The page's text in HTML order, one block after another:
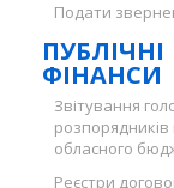
Подати
ПУБЛІЧНІ
ФІНАНСИ
Звітування
розпорядників
обласного
Реєстри